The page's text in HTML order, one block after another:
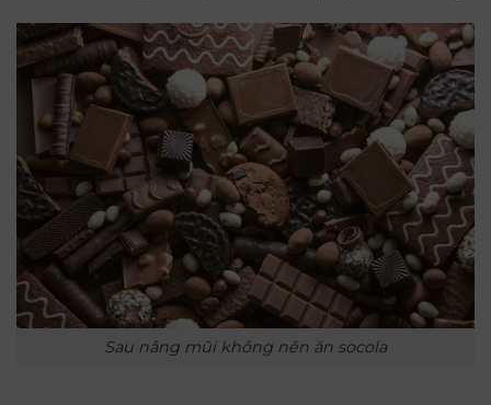
Sau nâng mũi không nên ăn socola